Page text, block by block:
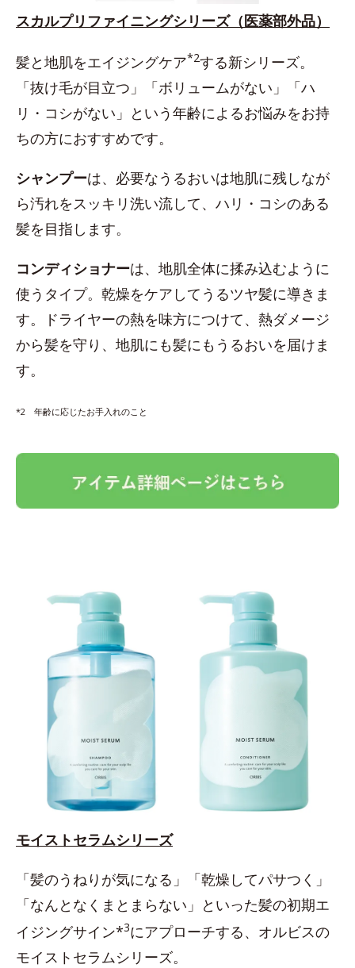
スカルプリファイニングシリーズ（医薬部外品）
髪と地肌をエイジングケア*2する新シリーズ。
「抜け毛が目立つ」「ボリュームがない」「ハ
リ・コシがない」という年齢によるお悩みをお持
ちの方におすすめです。
シャンプーは、必要なうるおいは地肌に残しなが
ら汚れをスッキリ洗い流して、ハリ・コシのある
髪を目指します。
コンディショナーは、地肌全体に揉み込むように
使うタイプ。乾燥をケアしてうるツヤ髪に導きま
す。ドライヤーの熱を味方につけて、熱ダメージ
から髪を守り、地肌にも髪にもうるおいを届けま
す。
*2 年齢に応じたお手入れのこと
モイストセラムシリーズ
「髪のうねりが気になる」「乾燥してパサつく」
「なんとなくまとまらない」といった髪の初期エ
イジングサイン*3にアプローチする、オルビスの
モイストセラムシリーズ。